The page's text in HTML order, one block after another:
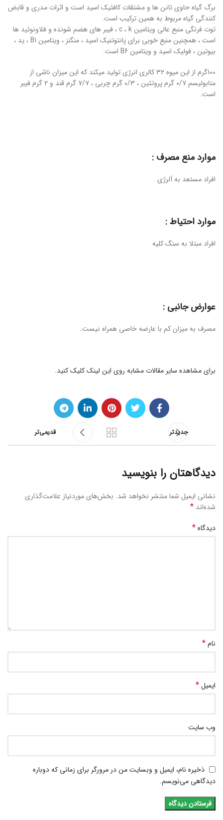
برگ گیاه حاوی تانن ها و مشتقات کافئیک اسید است و اثرات مدری و قابض
کنندگی گیاه مربوط به همین ترکیب است.
توت فرنگی منبع عالی ویتامین c ، k ، فیبر های هضم شونده و فلاونوئید ها
است ، همچنین منبع خوبی برای پانتوتنیک اسید ، منگنز ، ویتامین B1 ، ید ،
بیوتین ، فولیک اسید و ویتامین B6 است.
۱۰۰گرم از این میوه ۳۲ کالری انرژی تولید میکند که این میزان ناشی از
متابولیسم ۰/۷ گرم پروتئین ، ۰/۳ گرم چربی ، ۷/۷ گرم قند و ۲ گرم فیبر
است.
موارد منع مصرف :
افراد مستعد به آلرژی
موارد احتیاط :
افراد مبتلا به سنگ کلیه
عوارض جانبی :
مصرف به میزان کم با عارضه خاصی همراه نیست.
برای مشاهده سایر مقالات مشابه روی این لینک‌ کلیک کنید.
جدیدتر قدیمی‌تر
دیدگاهتان را بنویسید
نشانی ایمیل شما منتشر نخواهد شد. بخش‌های موردنیاز علامت‌گذاری
شده‌اند *
دیدگاه*
نام*
ایمیل*
وب‌ سایت
ذخیره نام، ایمیل و وبسایت من در مرورگر برای زمانی که دوباره
دیدگاهی می‌نویسم.